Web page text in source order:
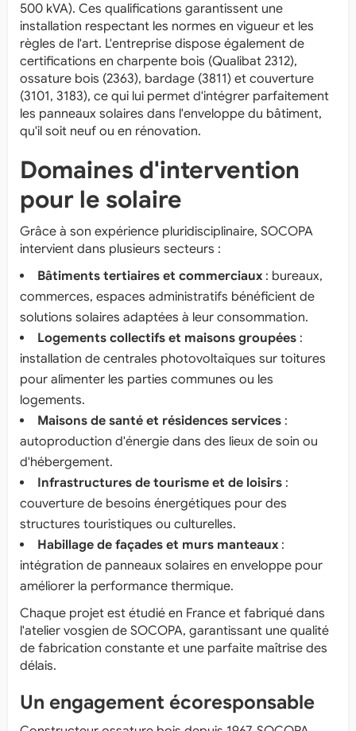
500 kVA). Ces qualifications garantissent une
installation respectant les normes en vigueur et les
règles de l'art. L'entreprise dispose également de
certifications en charpente bois (Qualibat 2312),
ossature bois (2363), bardage (3811) et couverture
(3101, 3183), ce qui lui permet d'intégrer parfaitement
les panneaux solaires dans l'enveloppe du bâtiment,
qu'il soit neuf ou en rénovation.
Domaines d'intervention
pour le solaire
Grâce à son expérience pluridisciplinaire, SOCOPA
intervient dans plusieurs secteurs :
Bâtiments tertiaires et commerciaux : bureaux,
commerces, espaces administratifs bénéficient de
solutions solaires adaptées à leur consommation.
Logements collectifs et maisons groupées :
installation de centrales photovoltaïques sur toitures
pour alimenter les parties communes ou les
logements.
Maisons de santé et résidences services :
autoproduction d'énergie dans des lieux de soin ou
d'hébergement.
Infrastructures de tourisme et de loisirs :
couverture de besoins énergétiques pour des
structures touristiques ou culturelles.
Habillage de façades et murs manteaux :
intégration de panneaux solaires en enveloppe pour
améliorer la performance thermique.
Chaque projet est étudié en France et fabriqué dans
l'atelier vosgien de SOCOPA, garantissant une qualité
de fabrication constante et une parfaite maîtrise des
délais.
Un engagement écoresponsable